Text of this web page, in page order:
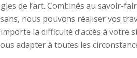
de l’art. Combinés au savoir-
nous pouvons réaliser vos
la difficulté d’accès à votre
adapter à toutes les